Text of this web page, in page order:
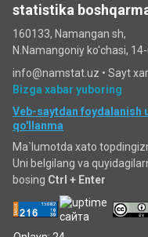
statistika
160133, Namangan sh,
N.Namangoniy ko'chasi, 14-
info@namstat.uz • Sayt
Bizga xabar yuboring
Veb-saytdan foydalanish
qo'llanma
Ma`lumotda xato
Uni belgilang va
bosing Ctrl + Enter